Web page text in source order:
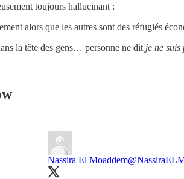
toujours hallucinant :
alors que les autres sont des réfugiés
la tête des gens… personne ne dit je ne suis
Nassira El Moaddem